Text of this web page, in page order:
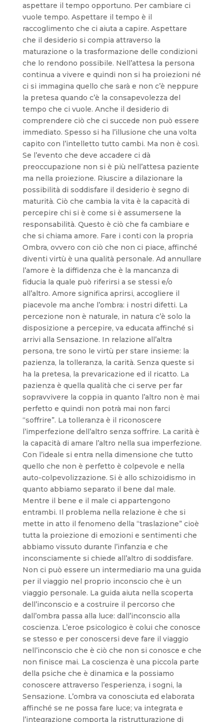
aspettare il tempo opportuno. Per cambiare ci
vuole tempo. Aspettare il tempo è il
raccoglimento che ci aiuta a capire. Aspettare
che il desiderio si compia attraverso la
maturazione o la trasformazione delle condizioni
che lo rendono possibile. Nell’attesa la persona
continua a vivere e quindi non si ha proiezioni né
ci si immagina quello che sarà e non c’è neppure
la pretesa quando c’è la consapevolezza del
tempo che ci vuole. Anche il desiderio di
comprendere ciò che ci succede non può essere
immediato. Spesso si ha l’illusione che una volta
capito con l’intelletto tutto cambi. Ma non è così.
Se l’evento che deve accadere ci dà
preoccupazione non si è più nell’attesa paziente
ma nella proiezione. Riuscire a dilazionare la
possibilità di soddisfare il desiderio è segno di
maturità. Ciò che cambia la vita è la capacità di
percepire chi si è come si è assumersene la
responsabilità. Questo è ciò che fa cambiare e
che si chiama amore. Fare i conti con la propria
Ombra, ovvero con ciò che non ci piace, affinché
diventi virtù è una qualità personale. Ad annullare
l’amore è la diffidenza che è la mancanza di
fiducia la quale può riferirsi a se stessi e/o
all’altro. Amore significa aprirsi, accogliere il
piacevole ma anche l’ombra: i nostri difetti. La
percezione non è naturale, in natura c’è solo la
disposizione a percepire, va educata affinché si
arrivi alla Sensazione. In relazione all’altra
persona, tre sono le virtù per stare insieme: la
pazienza, la tolleranza, la carità. Senza queste si
ha la pretesa, la prevaricazione ed il ricatto. La
pazienza è quella qualità che ci serve per far
sopravvivere la coppia in quanto l’altro non è mai
perfetto e quindi non potrà mai non farci
“soffrire”. La tolleranza è il riconoscere
l’imperfezione dell’altro senza soffrire. La carità è
la capacità di amare l’altro nella sua imperfezione.
Con l’ideale si entra nella dimensione che tutto
quello che non è perfetto è colpevole e nella
auto-colpevolizzazione. Si è allo schizoidismo in
quanto abbiamo separato il bene dal male.
Mentre il bene e il male ci appartengono
entrambi. Il problema nella relazione è che si
mette in atto il fenomeno della “traslazione” cioè
tutta la proiezione di emozioni e sentimenti che
abbiamo vissuto durante l’infanzia e che
inconsciamente si chiede all’altro di soddisfare.
Non ci può essere un intermediario ma una guida
per il viaggio nel proprio inconscio che è un
viaggio personale. La guida aiuta nella scoperta
dell’inconscio e a costruire il percorso che
dall’ombra passa alla luce: dall’inconscio alla
coscienza. L’eroe psicologico è colui che conosce
se stesso e per conoscersi deve fare il viaggio
nell’inconscio che è ciò che non si conosce e che
non finisce mai. La coscienza è una piccola parte
della psiche che è dinamica e la possiamo
conoscere attraverso l’esperienza, i sogni, la
Sensazione. L’ombra va conosciuta ed elaborata
affinché se ne possa fare luce; va integrata e
l’integrazione comporta la ristrutturazione di